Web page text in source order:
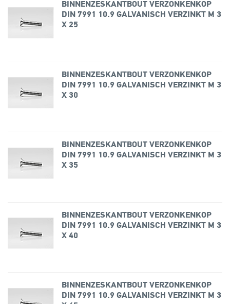
BINNENZESKANTBOUT VERZONKENKOP
DIN 7991 10.9 GALVANISCH VERZINKT M 3
X 25
BINNENZESKANTBOUT VERZONKENKOP
DIN 7991 10.9 GALVANISCH VERZINKT M 3
X 30
BINNENZESKANTBOUT VERZONKENKOP
DIN 7991 10.9 GALVANISCH VERZINKT M 3
X 35
BINNENZESKANTBOUT VERZONKENKOP
DIN 7991 10.9 GALVANISCH VERZINKT M 3
X 40
BINNENZESKANTBOUT VERZONKENKOP
DIN 7991 10.9 GALVANISCH VERZINKT M 3